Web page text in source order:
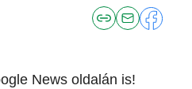
News oldalán is!